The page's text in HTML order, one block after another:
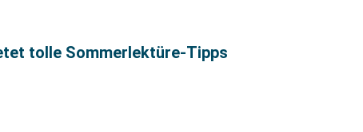
tolle Sommerlektüre-Tipps